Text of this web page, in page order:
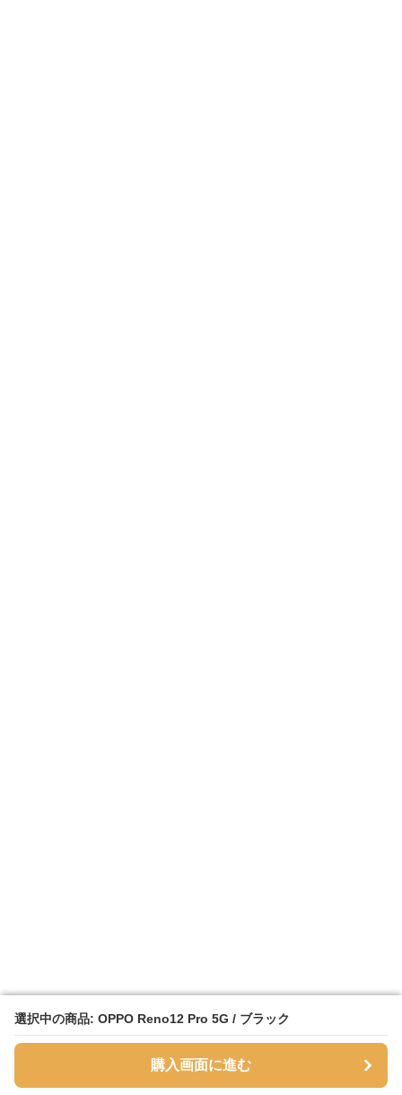
選択中の商品: OPPO Reno12 Pro 5G / ブラック
購入画面に進む
選択中の商品: OPPO Reno12 Pro 5G / ブラック
購入画面に進む